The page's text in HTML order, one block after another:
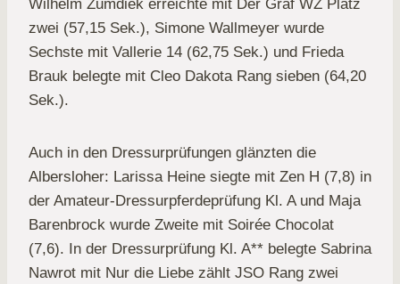
Wilhelm Zumdiek erreichte mit Der Graf WZ Platz
zwei (57,15 Sek.), Simone Wallmeyer wurde
Sechste mit Vallerie 14 (62,75 Sek.) und Frieda
Brauk belegte mit Cleo Dakota Rang sieben (64,20
Sek.).
Auch in den Dressurprüfungen glänzten die
Albersloher: Larissa Heine siegte mit Zen H (7,8) in
der Amateur-Dressurpferdeprüfung Kl. A und Maja
Barenbrock wurde Zweite mit Soirée Chocolat
(7,6). In der Dressurprüfung Kl. A** belegte Sabrina
Nawrot mit Nur die Liebe zählt JSO Rang zwei